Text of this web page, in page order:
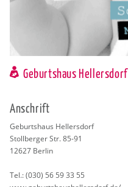
Geburtshaus Hellersdorf
An­schrift
Ge­burts­haus Hel­lers­dorf
Stoll­ber­ger Str. 85-91
12627 Ber­lin
Tel.:(030) 56 59 33 55